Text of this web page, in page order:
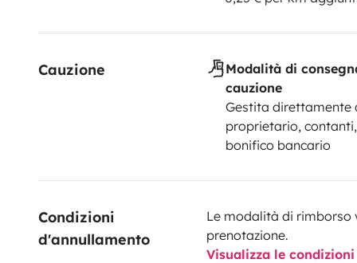
Cauzione
Modalità di
cauzione
Gestita direttamente
proprietario,
bonifico bancario
Condizioni
d'annullamento
Le modalità di rimborso
prenotazione.
Visualizza le condizioni